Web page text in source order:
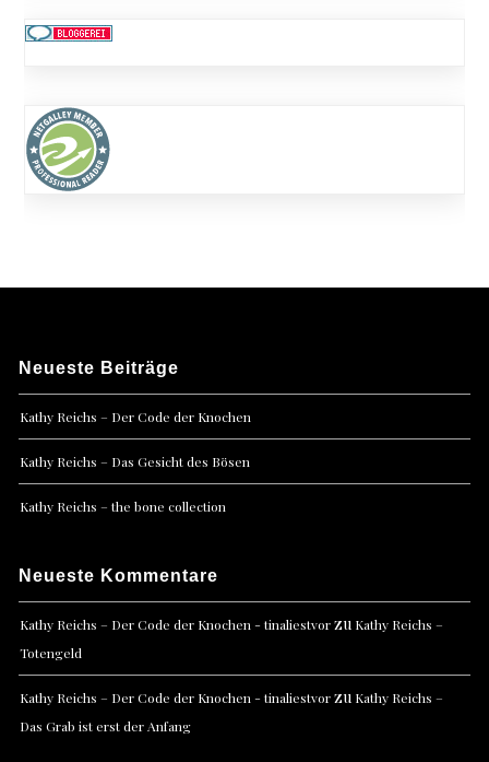
Neueste Beiträge
Kathy Reichs – Der Code der Knochen
Kathy Reichs – Das Gesicht des Bösen
Kathy Reichs – the bone collection
Neueste Kommentare
Kathy Reichs – Der Code der Knochen - tinaliestvorzu Kathy Reichs –
Totengeld
Kathy Reichs – Der Code der Knochen - tinaliestvorzu Kathy Reichs –
Das Grab ist erst der Anfang